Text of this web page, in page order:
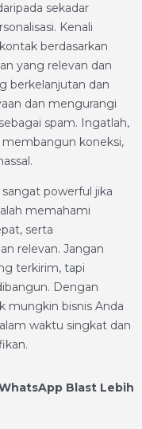
sekadar
Kenali
berdasarkan
yang relevan dan
berkelanjutan dan
dan mengurangi
spam. Ingatlah,
koneksi,
powerful jika
memahami
serta
relevan. Jangan
terkirim, tapi
Dengan
mungkin bisnis Anda
waktu singkat dan
Blast Lebih